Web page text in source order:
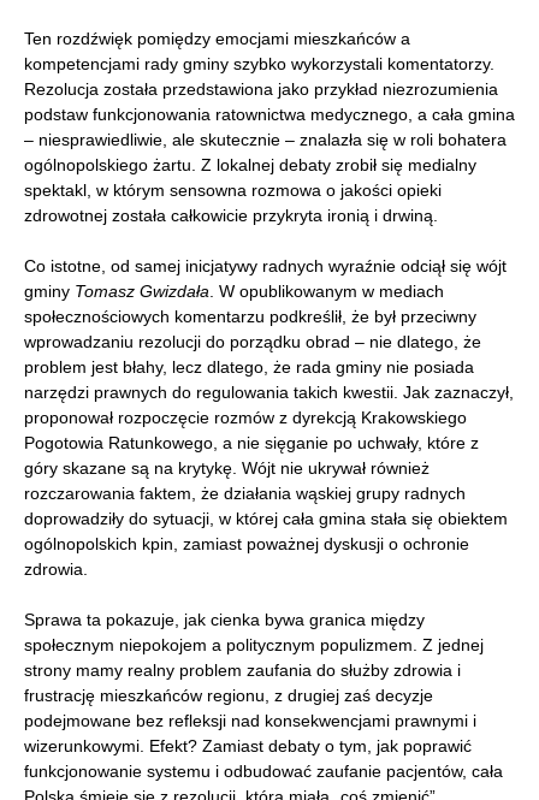
Ten rozdźwięk pomiędzy emocjami mieszkańców a
kompetencjami rady gminy szybko wykorzystali komentatorzy.
Rezolucja została przedstawiona jako przykład niezrozumienia
podstaw funkcjonowania ratownictwa medycznego, a cała gmina
– niesprawiedliwie, ale skutecznie – znalazła się w roli bohatera
ogólnopolskiego żartu. Z lokalnej debaty zrobił się medialny
spektakl, w którym sensowna rozmowa o jakości opieki
zdrowotnej została całkowicie przykryta ironią i drwiną.
Co istotne, od samej inicjatywy radnych wyraźnie odciął się wójt
gminy Tomasz Gwizdała . W opublikowanym w mediach
społecznościowych komentarzu podkreślił, że był przeciwny
wprowadzaniu rezolucji do porządku obrad – nie dlatego, że
problem jest błahy, lecz dlatego, że rada gminy nie posiada
narzędzi prawnych do regulowania takich kwestii. Jak zaznaczył,
proponował rozpoczęcie rozmów z dyrekcją Krakowskiego
Pogotowia Ratunkowego, a nie sięganie po uchwały, które z
góry skazane są na krytykę. Wójt nie ukrywał również
rozczarowania faktem, że działania wąskiej grupy radnych
doprowadziły do sytuacji, w której cała gmina stała się obiektem
ogólnopolskich kpin, zamiast poważnej dyskusji o ochronie
zdrowia.
Sprawa ta pokazuje, jak cienka bywa granica między
społecznym niepokojem a politycznym populizmem. Z jednej
strony mamy realny problem zaufania do służby zdrowia i
frustrację mieszkańców regionu, z drugiej zaś decyzje
podejmowane bez refleksji nad konsekwencjami prawnymi i
wizerunkowymi. Efekt? Zamiast debaty o tym, jak poprawić
funkcjonowanie systemu i odbudować zaufanie pacjentów, cała